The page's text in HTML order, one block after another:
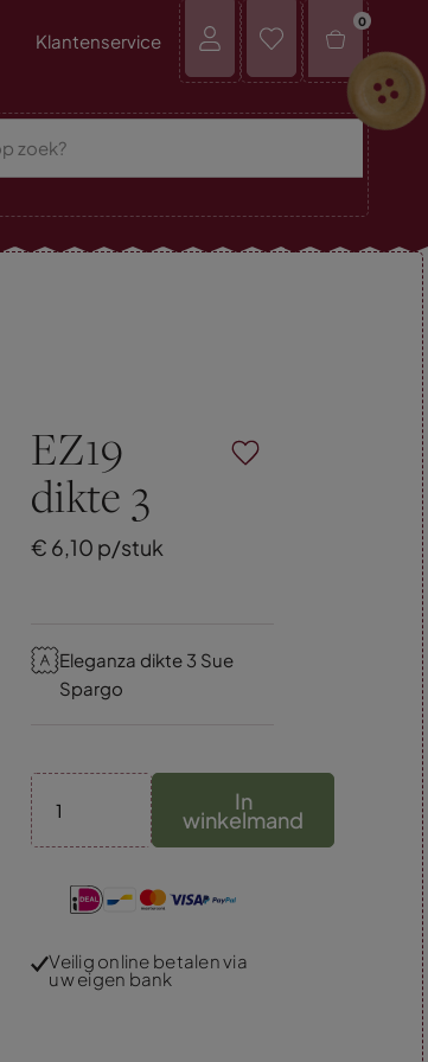
Klantenservice
0
EZ19
dikte 3
€ 6,10 p/stuk
Eleganza dikte 3 Sue
Spargo
In
winkelmand
Veilig online betalen via
uw eigen bank